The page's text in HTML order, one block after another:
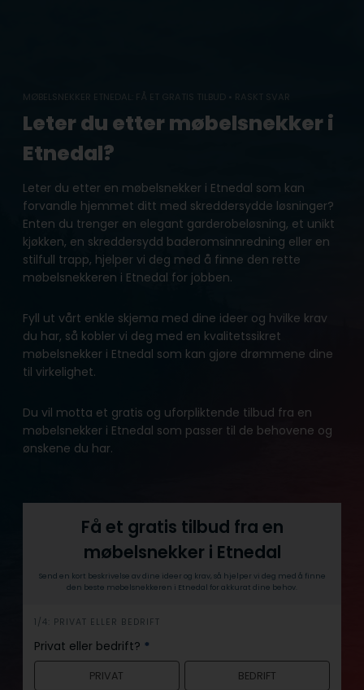
MØBELSNEKKER ETNEDAL: FÅ ET GRATIS TILBUD • RASKT SVAR
Leter du etter møbelsnekker i
Etnedal?
Leter du etter en møbelsnekker i Etnedal som kan
forvandle hjemmet ditt med skreddersydde løsninger?
Enten du trenger en elegant garderobeløsning, et unikt
kjøkken, en skreddersydd baderomsinnredning eller en
stilfull trapp, hjelper vi deg med å finne den rette
møbelsnekkeren i Etnedal for jobben.
Fyll ut vårt enkle skjema med dine ideer og hvilke krav
du har, så kobler vi deg med en kvalitetssikret
møbelsnekker i Etnedal som kan gjøre drømmene dine
til virkelighet.
Du vil motta et gratis og uforpliktende tilbud fra en
møbelsnekker i Etnedal som passer til de behovene og
ønskene du har.
Få et gratis tilbud fra en
møbelsnekker i Etnedal
Send en kort beskrivelse av dine ideer og krav, så hjelper vi deg med å finne
den beste møbelsnekkeren i Etnedal for akkurat dine behov.
h
e
r
1/4: PRIVAT ELLER BEDRIFT
Privat eller bedrift? *
PRIVAT BEDRIFT